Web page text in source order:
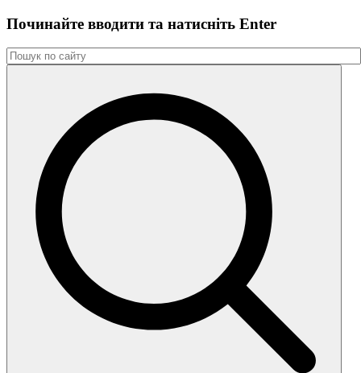
Починайте вводити та натиснiть Enter